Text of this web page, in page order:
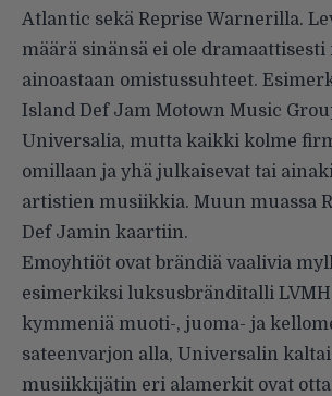
Atlantic sekä Reprise Warnerilla.
määrä sinänsä ei ole
ainoastaan omistussuhteet.
Island Def Jam Motown Music
Universalia, mutta kaikki kolme
omillaan ja yhä julkaisevat tai
artistien musiikkia. Muun muassa
Def Jamin kaartiin.
Emoyhtiöt ovat brändiä vaalivia
esimerkiksi luksusbränditalli
kymmeniä muoti-, juoma- ja
sateenvarjon alla, Universalin
musiikkijätin eri alamerkit ovat